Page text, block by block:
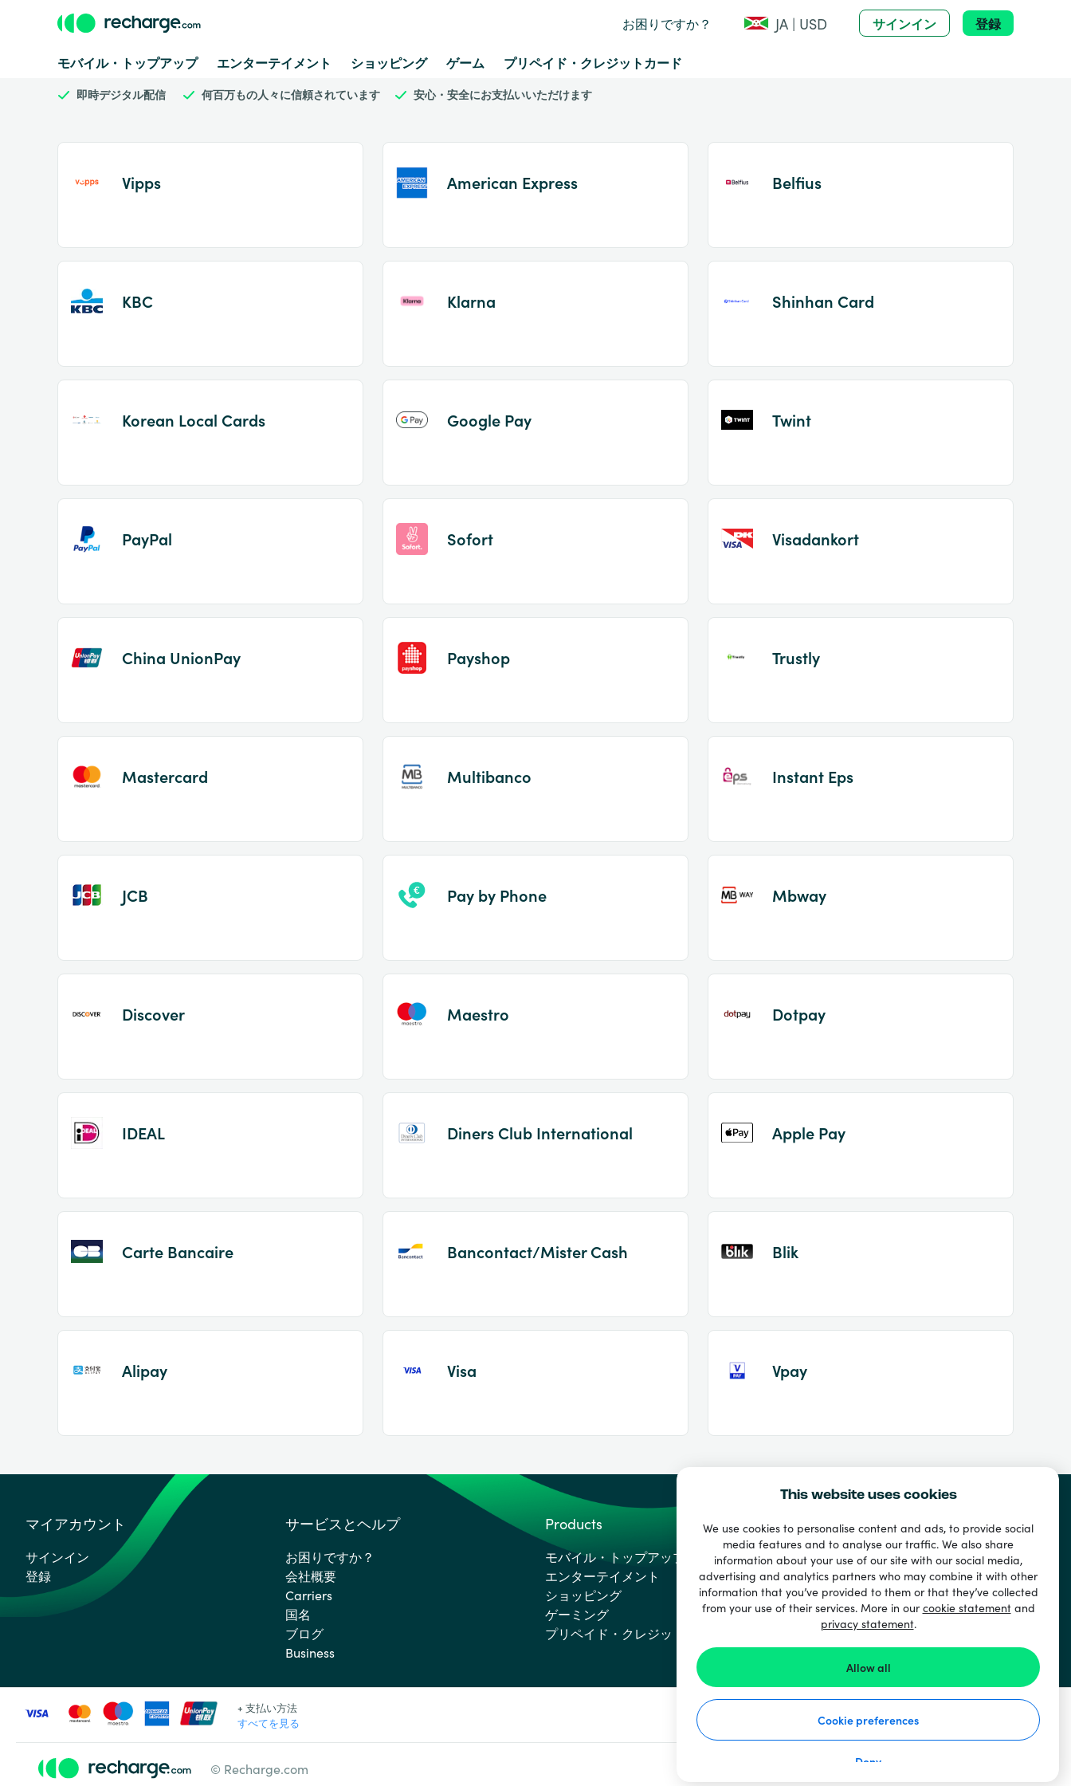
This website uses cookies
We use cookies to personalise content and ads, to provide social
media features and to analyse our traffic. We also share
information about your use of our site with our social media,
advertising and analytics partners who may combine it with other
information that you’ve provided to them or that they’ve collected
from your use of their services. More in ourcookie statementand
privacy statement.
Allow all
Cookie preferences
Deny
お困りですか？ JA | USD サインイン 登録
モバイル・トップアップ エンターテイメント ショッピング ゲーム プリペイド・クレジットカード
即時デジタル配信 何百万もの人々に信頼されています 安心・安全にお支払いいただけます
Vipps American Express Belfius
KBC Klarna Shinhan Card
Korean Local Cards Google Pay Twint
PayPal Sofort Visadankort
China UnionPay Payshop Trustly
Mastercard Multibanco Instant Eps
JCB Pay by Phone Mbway
Discover Maestro Dotpay
IDEAL Diners Club International Apple Pay
Carte Bancaire Bancontact/Mister Cash Blik
Alipay Visa Vpay
マイアカウント
サインイン
登録
サービスとヘルプ
お困りですか？
会社概要
Carriers
国名
ブログ
Business
Products
モバイル・トップアップ
エンターテイメント
ショッピング
ゲーミング
プリペイド・クレジットカード
+ 支払い方法
すべてを見る
© Recharge.com